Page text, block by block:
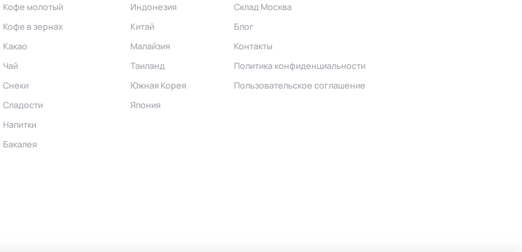
Кофе молотый
Кофе в зернах
Какао
Чай
Снеки
Сладости
Напитки
Бакалея
Индонезия
Китай
Малайзия
Таиланд
Южная Корея
Япония
Склад Москва
Блог
Контакты
Политика конфиденциальности
Пользовательское соглашение